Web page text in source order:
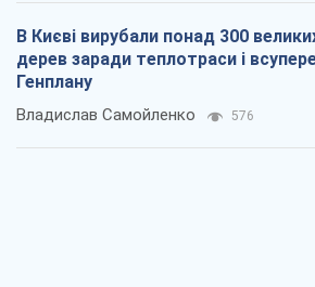
В Києві вирубали понад 300
дерев заради теплотраси і
Генплану
Владислав Самойленко 576